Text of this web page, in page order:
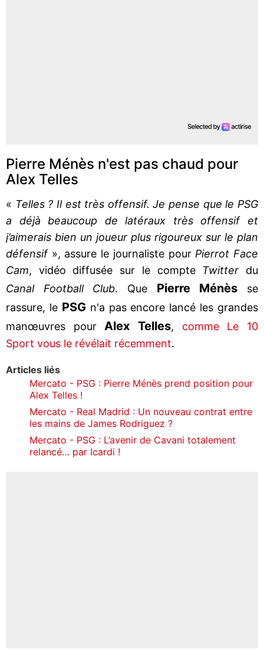
Pierre Ménès n'est pas chaud pour
Alex Telles
« Telles ? Il est très offensif. Je pense que le PSG
a déjà beaucoup de latéraux très offensif et
j’aimerais bien un joueur plus rigoureux sur le plan
défensif», assure le journaliste pour Pierrot Face
Cam, vidéo diffusée sur le compte Twitter du
Canal Football Club. Que Pierre Ménès se
rassure, le PSGn'a pas encore lancé les grandes
manœuvres pour Alex Telles, comme Le 10
Sport vous le révélait récemment.
Articles liés
Mercato - PSG : Pierre Ménès prend position pour
Alex Telles !
Mercato - Real Madrid : Un nouveau contrat entre
les mains de James Rodriguez ?
Mercato - PSG : L’avenir de Cavani totalement
relancé… par Icardi !